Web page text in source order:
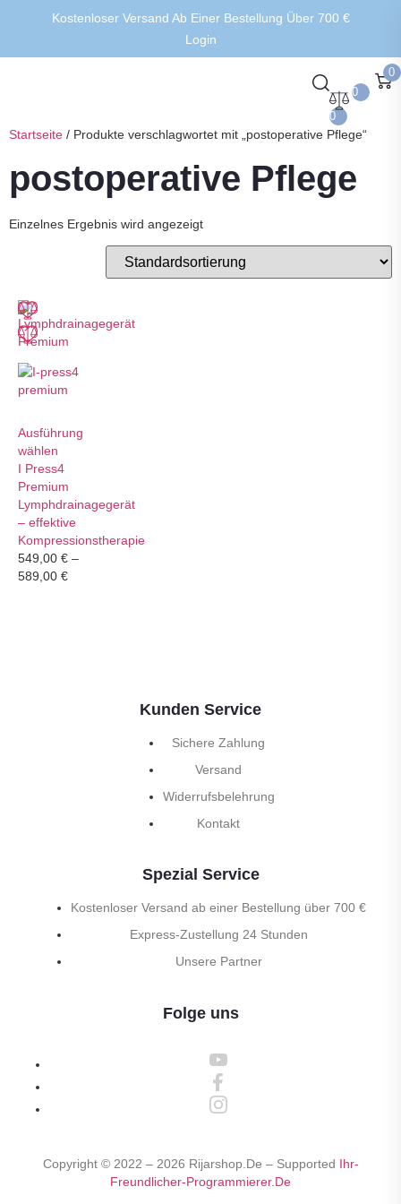
Kostenloser Versand Ab Einer Bestellung Über 700 €
Login
0
0
0
Startseite / Produkte verschlagwortet mit „postoperative Pflege“
postoperative Pflege
Einzelnes Ergebnis wird angezeigt
Ausführung
wählen
I Press4
Premium
Lymphdrainagegerät
– effektive
Kompressionstherapie
549,00 € –
589,00 €
Kunden Service
Sichere Zahlung
Versand
Widerrufsbelehrung
Kontakt
Spezial Service
Kostenloser Versand ab einer Bestellung über 700 €
Express-Zustellung 24 Stunden
Unsere Partner
Folge uns
Copyright © 2022 – 2026 Rijarshop.de – Supported Ihr-
Freundlicher-Programmierer.de